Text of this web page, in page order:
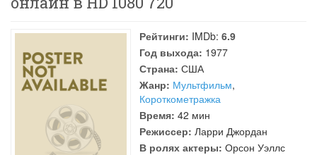
Рейтинги: IMDb: 6.9
Год выхода: 1977
Страна: США
Жанр: Мультфильм,
Короткометражка
Время: 42 мин
Режиссер: Ларри Джордан
В ролях актеры: Орсон Уэллс